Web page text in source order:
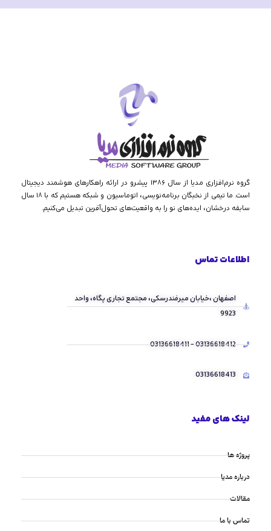
گروه نرم‌افزاری مدیا از سال ۱۳۸۶ پیشرو در ارائه راهکارهای هوشمند دیجیتال
است. ما تیمی از نخبگان برنامه‌نویسی، اتوماسیون و شبکه هستیم که با ۱۸ سال
سابقه درخشان، ایده‌های نو را به واقعیت‌های تحول‌آفرین تبدیل می‌کنیم.
اطلاعات تماس
اصفهان ،خیابان میرفندرسکی، مجتمع تجاری پگاه، واحد
9923
03136618412 - 03136618411
03136618413
لینک های مفید
پروژه ها
درباره مدیا
مقالات
تماس با ما